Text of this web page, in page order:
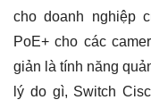
cho doanh nghiệp
PoE+ cho các
giản là tính năng
lý do gì, Switch